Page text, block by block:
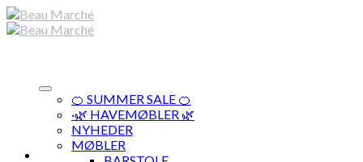
Skip
to
🍊 SUMMER SALE 🍊
·🌿 HAVEMØBLER 🌿
NYHEDER
MØBLER